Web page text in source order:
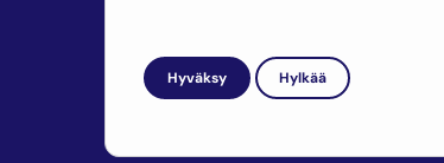
Hyväksy Hylkää